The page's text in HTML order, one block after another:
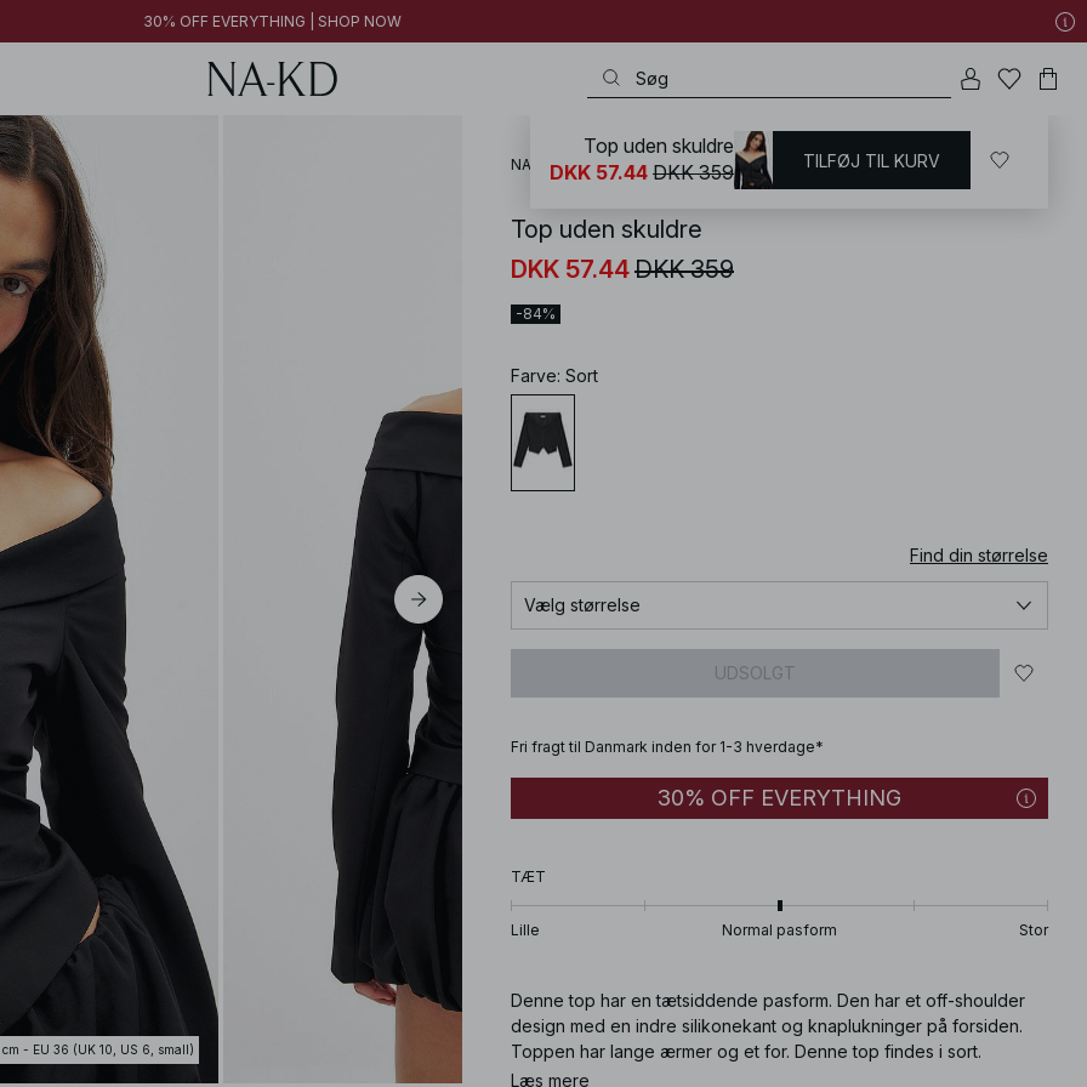
FINAL SALE | SHOP NOW
30% OFF EVERYTHING | SHOP NOW
30% OFF EVERYTHING | SHOP NOW
cm - EU 36 (UK 10, US 6, small)
NA-KD / T-shirts og Toppe / Off shoulder-toppe
Top uden skuldre
DKK 57.44DKK 359
-84%
Farve: Sort
Find din størrelse
Vælg størrelse
UDSOLGT
Fri fragt til Danmark inden for 1-3 hverdage*
30% OFF EVERYTHING
TÆT
Lille Normal pasform Stor
Denne top har en tætsiddende pasform. Den har et off-shoulder
design med en indre silikonekant og knaplukninger på forsiden.
Toppen har lange ærmer og et for. Denne top findes i sort.
Læs mere
Top uden skuldre
DKK 57.44 DKK 359 TILFØJ TIL KURV